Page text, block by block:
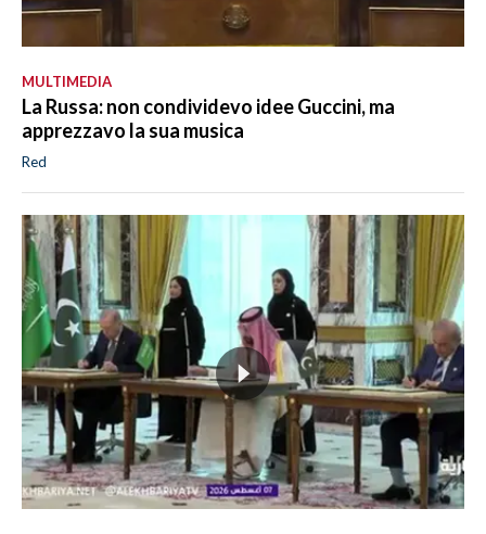
MULTIMEDIA
La Russa: non condividevo idee Guccini, ma
apprezzavo la sua musica
Red